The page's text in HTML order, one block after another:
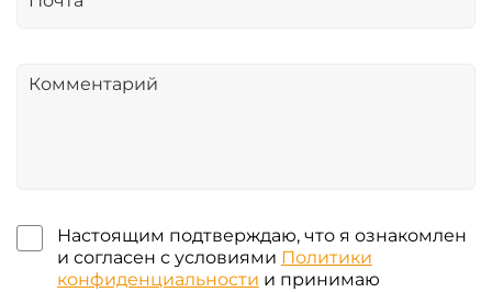
Настоящим подтверждаю, что я ознакомлен
и согласен с условиями Политики
конфиденциальности и принимаю